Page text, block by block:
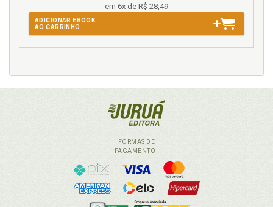
em 6x de R$ 28,49
ADICIONAR EBOOK
AO CARRINHO
FORMAS DE
PAGAMENTO